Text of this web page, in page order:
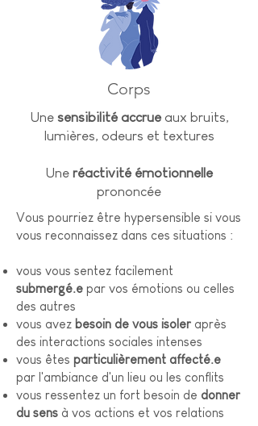
Corps
Une sensibilité accrueaux bruits,
lumières, odeurs et textures
Une réactivité émotionnelle
prononcée
Vous pourriez être hypersensible si vous
vous reconnaissez dans ces situations :
vous vous sentez facilement
submergé.e par vos émotions ou celles
des autres
vous avez besoin de vous isoler après
des interactions sociales intenses
vous êtes particulièrement affecté.e
par l'ambiance d'un lieu ou les conflits
vous ressentez un fort besoin de donner
du sens à vos actions et vos relations